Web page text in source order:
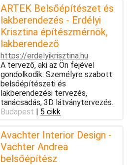
ARTEK Belsőépítészet és
lakberendezés - Erdélyi
Krisztina építészmérnök,
lakberendező
https://erdelyikrisztina.hu
A tervező, aki az Ön fejével
gondolkodik. Személyre szabott
belsőépítészeti és
lakberendezési tervezés,
tanácsadás, 3D látványtervezés.
Budapest | 5 cikk
Avachter Interior Design -
Vachter Andrea
belsőépítész